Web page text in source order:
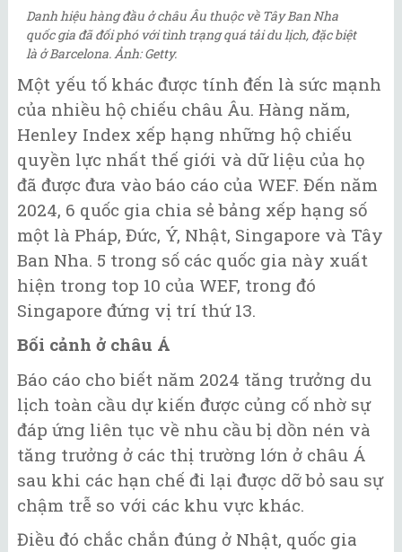
Danh hiệu hàng đầu ở châu Âu thuộc về Tây Ban Nha
quốc gia đã đối phó với tình trạng quá tải du lịch, đặc biệt
là ở Barcelona. Ảnh: Getty.
Một yếu tố khác được tính đến là sức mạnh
của nhiều hộ chiếu châu Âu. Hàng năm,
Henley Index xếp hạng những hộ chiếu
quyền lực nhất thế giới và dữ liệu của họ
đã được đưa vào báo cáo của WEF. Đến năm
2024, 6 quốc gia chia sẻ bảng xếp hạng số
một là Pháp, Đức, Ý, Nhật, Singapore và Tây
Ban Nha. 5 trong số các quốc gia này xuất
hiện trong top 10 của WEF, trong đó
Singapore đứng vị trí thứ 13.
Bối cảnh ở châu Á
Báo cáo cho biết năm 2024 tăng trưởng du
lịch toàn cầu dự kiến ​​được củng cố nhờ sự
đáp ứng liên tục về nhu cầu bị dồn nén và
tăng trưởng ở các thị trường lớn ở châu Á
sau khi các hạn chế đi lại được dỡ bỏ sau sự
chậm trễ so với các khu vực khác.
Điều đó chắc chắn đúng ở Nhật, quốc gia